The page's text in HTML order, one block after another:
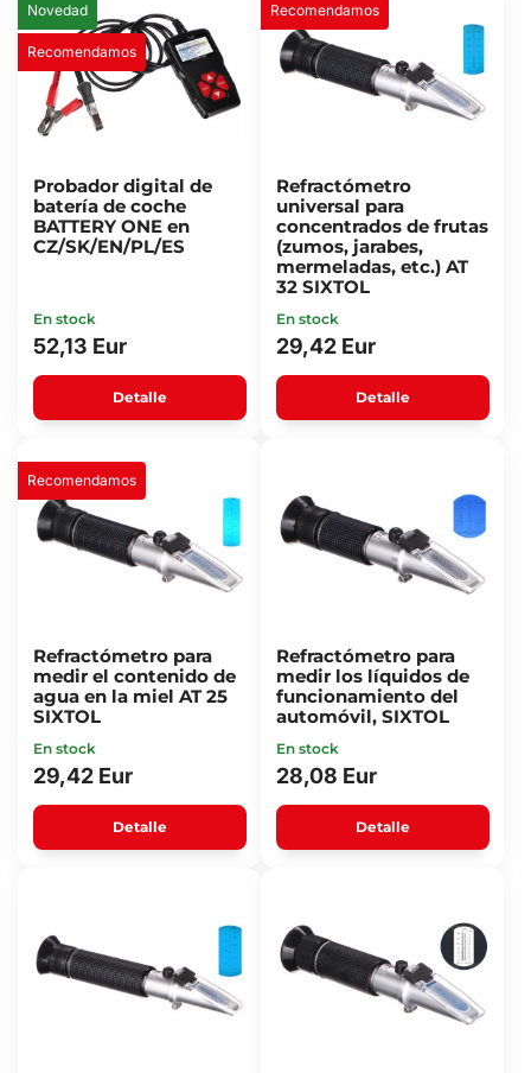
Novedad
Recomendamos
Probador digital de
batería de coche
BATTERY ONE en
CZ/SK/EN/PL/ES
En stock
52,13 Eur
Detalle
Recomendamos
Refractómetro
universal para
concentrados de frutas
(zumos, jarabes,
mermeladas, etc.) AT
32 SIXTOL
En stock
29,42 Eur
Detalle
Recomendamos
Refractómetro para
medir el contenido de
agua en la miel AT 25
SIXTOL
En stock
29,42 Eur
Detalle
Refractómetro para
medir los líquidos de
funcionamiento del
automóvil, SIXTOL
En stock
28,08 Eur
Detalle